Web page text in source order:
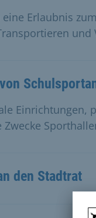
Erlaubnis
Einrichtungen,
den Stadtrat